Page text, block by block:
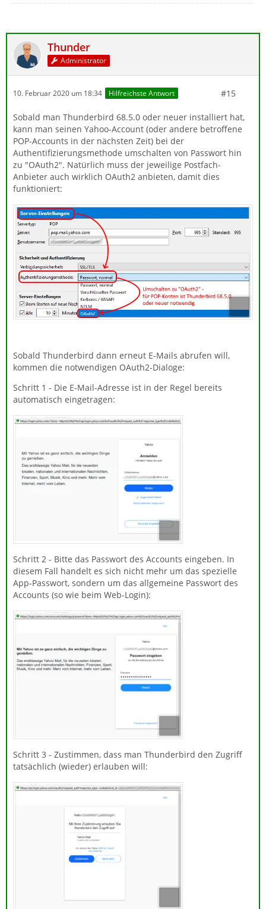
Thunder
Administrator
10. Februar 2020 um 18:34 Hilfreichste Antwort #15
Sobald man Thunderbird 68.5.0 oder neuer installiert hat,
kann man seinen Yahoo-Account (oder andere betroffene
POP-Accounts in der nächsten Zeit) bei der
Authentifizierungsmethode umschalten von Passwort hin
zu "OAuth2". Natürlich muss der jeweilige Postfach-
Anbieter auch wirklich OAuth2 anbieten, damit dies
funktioniert:
Sobald Thunderbird dann erneut E-Mails abrufen will,
kommen die notwendigen OAuth2-Dialoge:
Schritt 1 - Die E-Mail-Adresse ist in der Regel bereits
automatisch eingetragen:
Schritt 2 - Bitte das Passwort des Accounts eingeben. In
diesem Fall handelt es sich nicht mehr um das spezielle
App-Passwort, sondern um das allgemeine Passwort des
Accounts (so wie beim Web-Login):
Schritt 3 - Zustimmen, dass man Thunderbird den Zugriff
tatsächlich (wieder) erlauben will: